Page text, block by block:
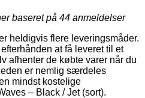
baseret på 44 anmeldelser
heldigvis flere leveringsmåder.
at få leveret til et
afhenter de købte varer når du
er nemlig særdeles
mindst kostelige
– Black / Jet (sort).